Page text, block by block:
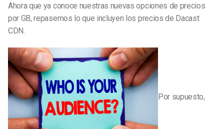
Ahora que ya conoce nuestras nuevas opciones de precios
por GB, repasemos lo que incluyen los precios de Dacast
CDN.
Por supuesto,